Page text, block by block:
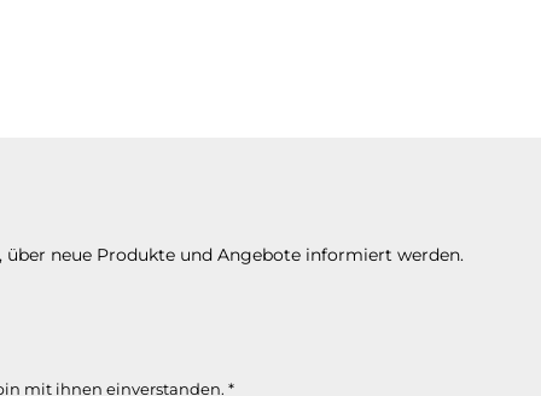
neue Produkte und Angebote informiert werden.
mit ihnen einverstanden. *